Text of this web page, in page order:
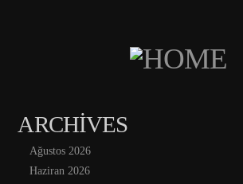
ARCHIVES
Ağustos 2026
Haziran 2026